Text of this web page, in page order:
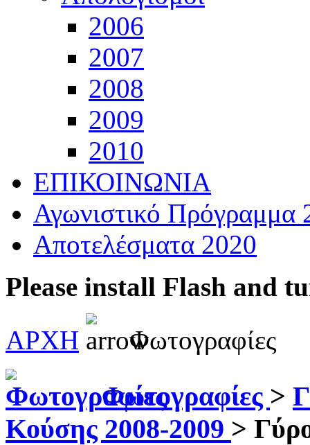
2006
2007
2008
2009
2010
ΕΠΙΚΟΙΝΩΝΙΑ
Αγωνιστικό Πρόγραμμα
Αποτελέσματα 2020
Please install Flash and
ΑΡΧΗ
Φωτογραφίες
Φωτογραφίες >
Κούσης 2008-2009 >